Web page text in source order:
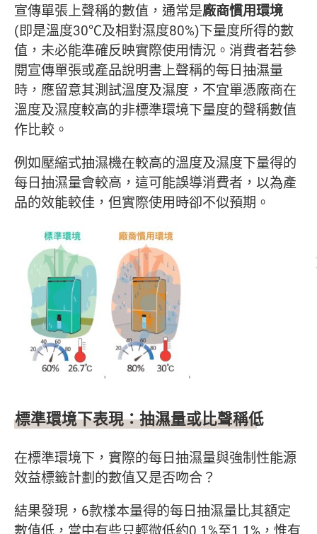
宣傳單張上聲稱的數值，通常是廠商慣用環境
(即是溫度30℃及相對濕度80%)下量度所得的數
值，未必能準確反映實際使用情況。消費者若參
閱宣傳單張或產品說明書上聲稱的每日抽濕量
時，應留意其測試溫度及濕度，不宜單憑廠商在
溫度及濕度較高的非標準環境下量度的聲稱數值
作比較。
例如壓縮式抽濕機在較高的溫度及濕度下量得的
每日抽濕量會較高，這可能誤導消費者，以為產
品的效能較佳，但實際使用時卻不似預期。
標準環境下表現：抽濕量或比聲稱低
在標準環境下，實際的每日抽濕量與強制性能源
效益標籤計劃的數值又是否吻合？
結果發現，6款樣本量得的每日抽濕量比其額定